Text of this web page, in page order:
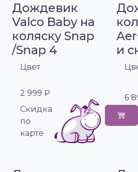
Дождевик
Valco Baby на
коляску Snap
/Snap 4
Цвет
2 999 ₽
Cкидка
по
карте
и
6